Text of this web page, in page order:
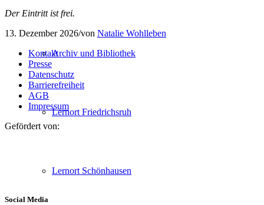
Archiv und Bibliothek
Lernort Friedrichsruh
Lernort Schönhausen
Der Eintritt ist frei.
13. Dezember 2026/von Natalie Wohlleben
Kontakt
Presse
Datenschutz
Barrierefreiheit
AGB
Impressum
Gefördert von:
Social Media